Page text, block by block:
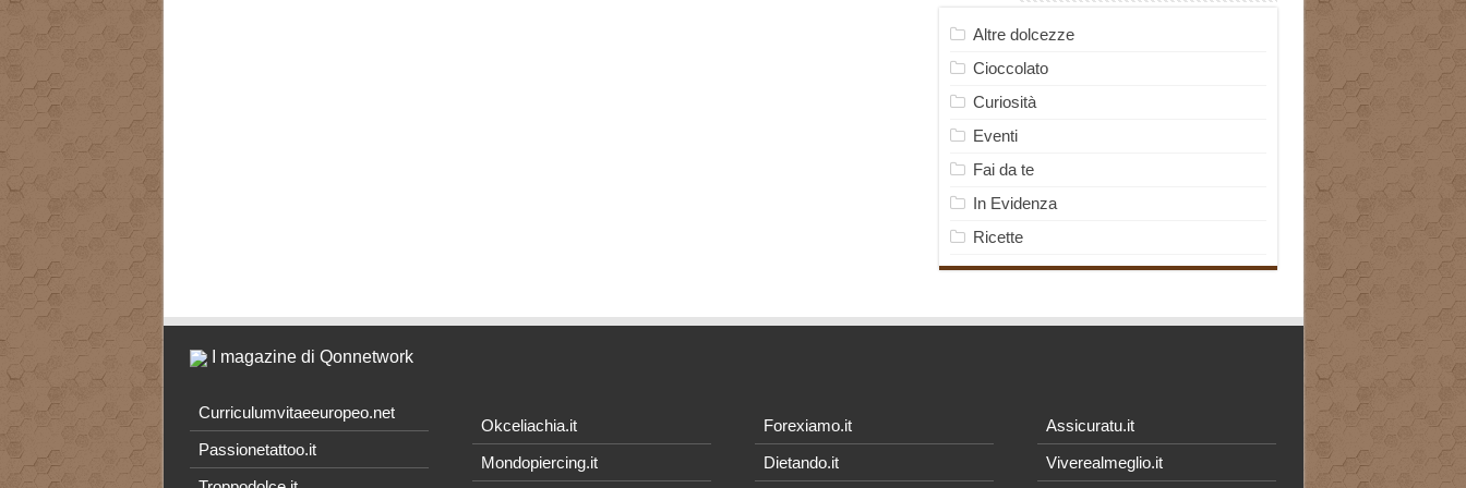
Altre dolcezze
Cioccolato
Curiosità
Eventi
Fai da te
In Evidenza
Ricette
I magazine di Qonnetwork
Curriculumvitaeeuropeo.net
Passionetattoo.it
Okceliachia.it
Mondopiercing.it
Forexiamo.it
Dietando.it
Assicuratu.it
Viverealmeglio.it